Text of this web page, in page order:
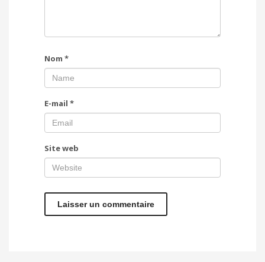
Nom *
E-mail *
Site web